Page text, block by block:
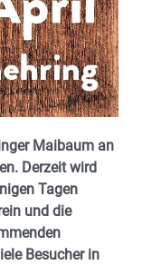
Maibaum an
Derzeit wird
Tagen
und die
Besucher in